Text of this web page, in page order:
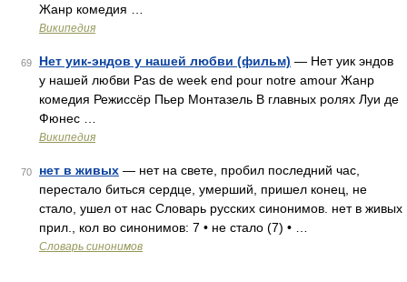
Жанр комедия …
Википедия
69 Нет уик-эндов y нашей любви (фильм) — Нет уик эндов
y нашей любви Pas de week end pour notre amour Жанр
комедия Режиссёр Пьер Монтазель В главных ролях Луи де
Фюнес …
Википедия
70 нет в живых — нет на свете, пробил последний час,
перестало биться сердце, умерший, пришел конец, не
стало, ушел от нас Словарь русских синонимов. нет в живых
прил., кол во синонимов: 7 • не стало (7) • …
Словарь синонимов